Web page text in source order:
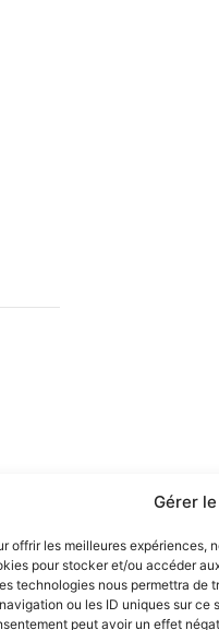
Gérer
offrir les meilleures expériences,
pour stocker et/ou accéder
technologies nous permettra de
ou les ID uniques sur ce
peut avoir un effet